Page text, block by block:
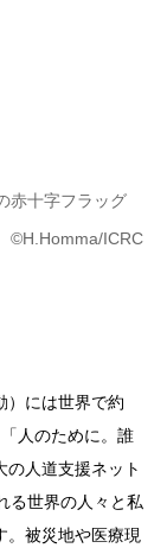
赤十字フラッグ
©H.Homma/ICRC
）には世界で約
人のために。誰
人道支援ネット
る世界の人々と私
。被災地や医療現